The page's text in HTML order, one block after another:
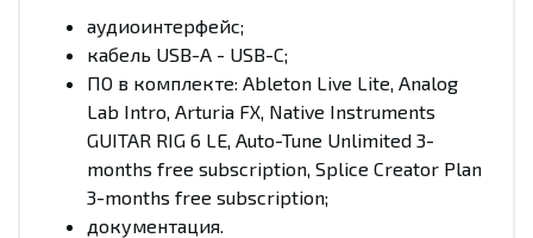
аудиоинтерфейс;
кабель USB-A - USB-C;
ПО в комплекте: Ableton Live Lite, Analog
Lab Intro, Arturia FX, Native Instruments
GUITAR RIG 6 LE, Auto-Tune Unlimited 3-
months free subscription, Splice Creator Plan
3-months free subscription;
документация.